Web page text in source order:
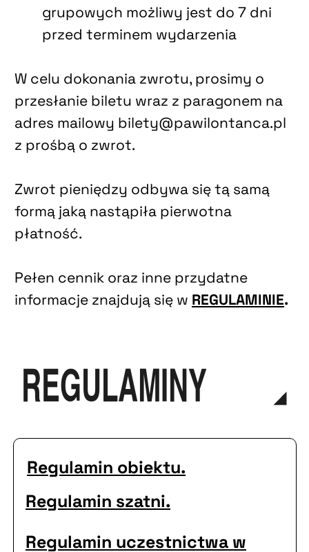
grupowych możliwy jest do 7 dni
przed terminem wydarzenia
W celu dokonania zwrotu, prosimy o
przesłanie biletu wraz z paragonem na
adres mailowy bilety@pawilontanca.pl
z prośbą o zwrot.
Zwrot pieniędzy odbywa się tą samą
formą jaką nastąpiła pierwotna
płatność.
Pełen cennik oraz inne przydatne
informacje znajdują się w REGULAMINIE.
REGULAMINY
Regulamin obiektu.
Regulamin szatni.
Regulamin uczestnictwa w